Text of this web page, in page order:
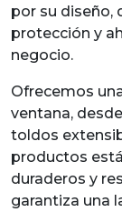
por su diseño,
protección y
negocio.
Ofrecemos
ventana,
toldos
productos
duraderos y
garantiza una